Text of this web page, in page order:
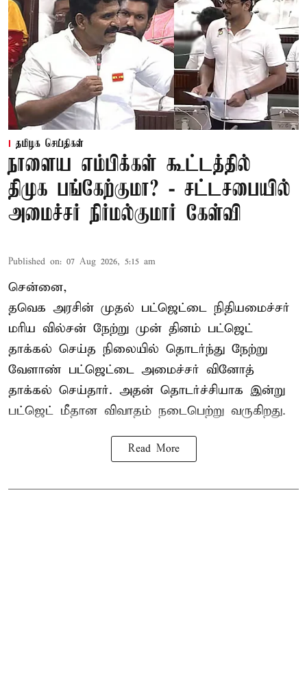
தமிழக செய்திகள்
நாளைய எம்பிக்கள் கூட்டத்தில்
திமுக பங்கேற்குமா? - சட்டசபையில்
அமைச்சர் நிர்மல்குமார் கேள்வி
Published on: 07 Aug 2026, 5:15 am
சென்னை,
தவெக அரசின் முதல் பட்ஜெட்டை நிதியமைச்சர்
மரிய வில்சன் நேற்று முன் தினம் பட்ஜெட்
தாக்கல் செய்த நிலையில் தொடர்ந்து நேற்று
வேளாண் பட்ஜெட்டை அமைச்சர் வினோத்
தாக்கல் செய்தார். அதன் தொடர்ச்சியாக இன்று
பட்ஜெட் மீதான விவாதம் நடைபெற்று வருகிறது.
Read More